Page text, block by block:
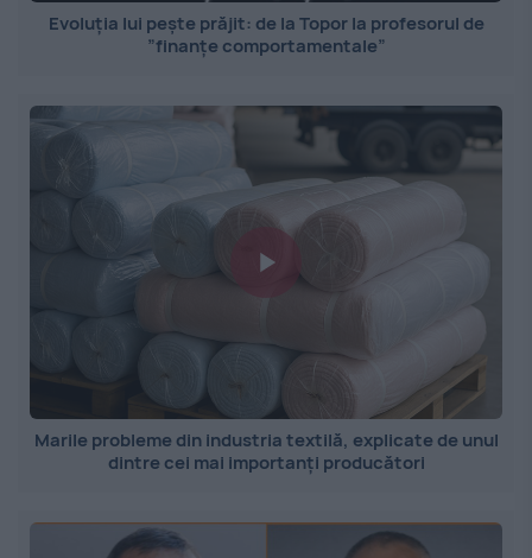
Evoluția lui pește prăjit: de la Topor la profesorul de
”finanțe comportamentale”
Marile probleme din industria textilă, explicate de unul
dintre cei mai importanți producători